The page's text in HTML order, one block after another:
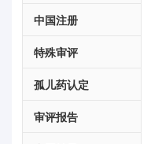
中国注册
特殊审评
孤儿药认定
审评报告